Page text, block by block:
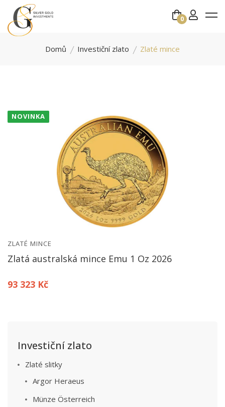
0
Domů Investiční zlato Zlaté mince
NOVINKA
ZLATÉ MINCE
Zlatá australská mince Emu 1 Oz 2026
93 323 Kč
Investiční zlato
Zlaté slitky
Argor Heraeus
Münze Österreich